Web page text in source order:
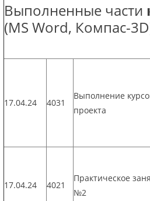
Выполненные части
(MS Word, Компас-
17.04.24 4031
Выполнение
проекта
17.04.24 4021
Практическое
№2